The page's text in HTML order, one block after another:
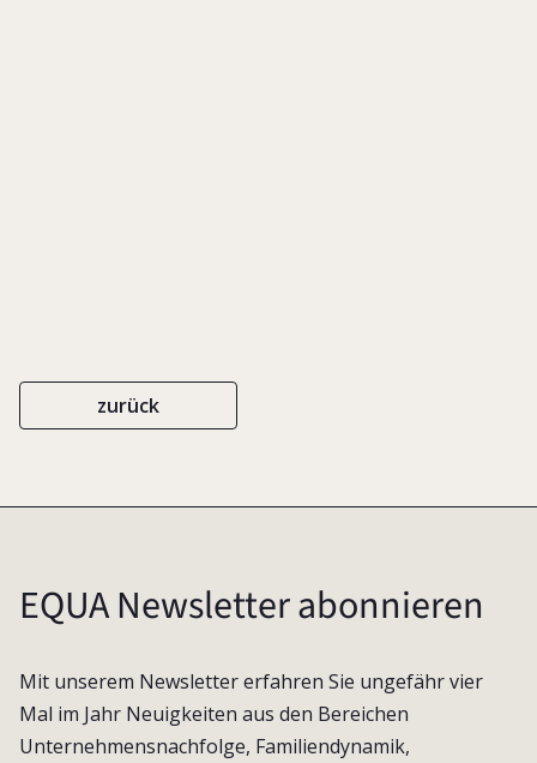
zurück
EQUA Newsletter abonnieren
Mit unserem Newsletter erfahren Sie ungefähr vier
Mal im Jahr Neuigkeiten aus den Bereichen
Unternehmensnachfolge, Familiendynamik,